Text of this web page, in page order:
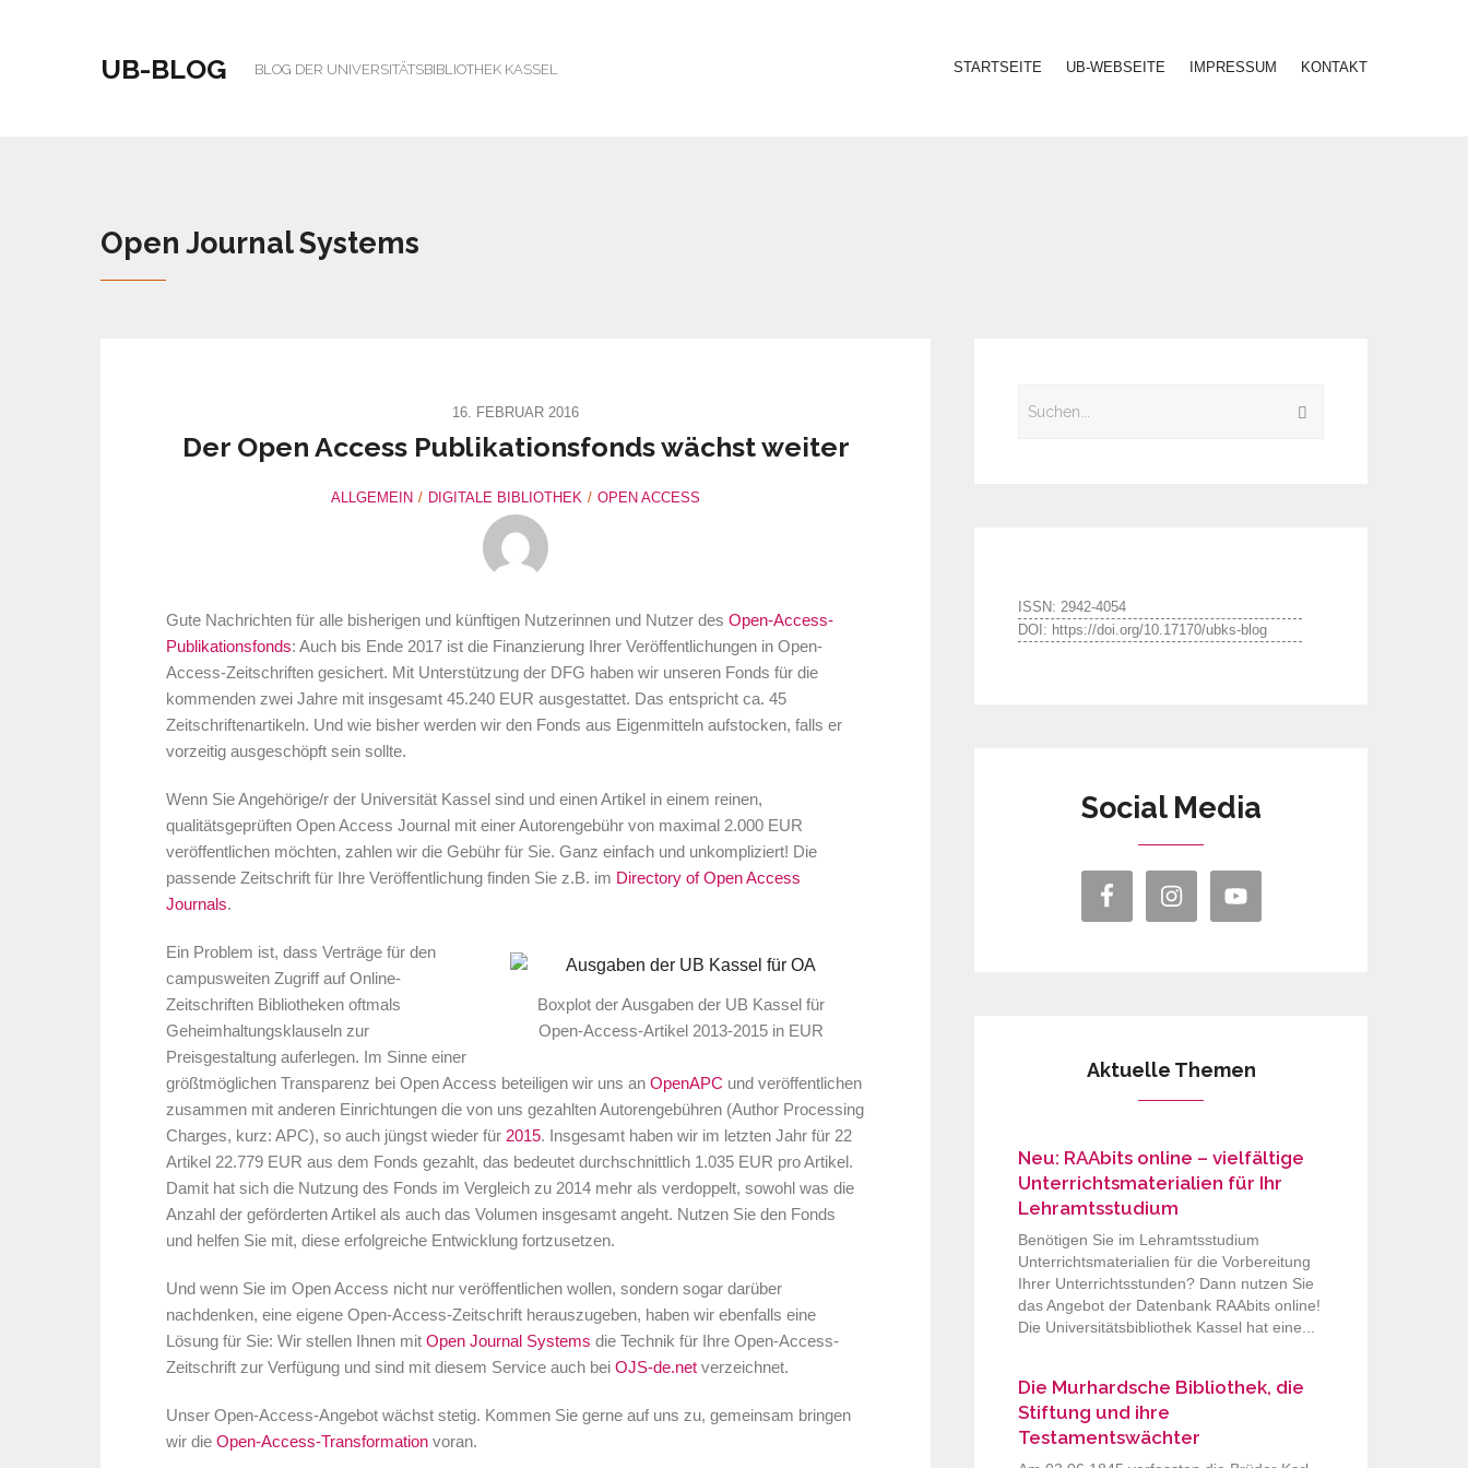
UB-BLOG BLOG DER UNIVERSITÄTSBIBLIOTHEK KASSEL STARTSEITE UB-WEBSEITE IMPRESSUM KONTAKT
Open Journal Systems
16. FEBRUAR 2016
Der Open Access Publikationsfonds wächst weiter
ALLGEMEIN DIGITALE BIBLIOTHEK OPEN ACCESS
Gute Nachrichten für alle bisherigen und künftigen Nutzerinnen und Nutzer des Open-Access-
Publikationsfonds: Auch bis Ende 2017 ist die Finanzierung Ihrer Veröffentlichungen in Open-
Access-Zeitschriften gesichert. Mit Unterstützung der DFG haben wir unseren Fonds für die
kommenden zwei Jahre mit insgesamt 45.240 EUR ausgestattet. Das entspricht ca. 45
Zeitschriftenartikeln. Und wie bisher werden wir den Fonds aus Eigenmitteln aufstocken, falls er
vorzeitig ausgeschöpft sein sollte.
Wenn Sie Angehörige/r der Universität Kassel sind und einen Artikel in einem reinen,
qualitätsgeprüften Open Access Journal mit einer Autorengebühr von maximal 2.000 EUR
veröffentlichen möchten, zahlen wir die Gebühr für Sie. Ganz einfach und unkompliziert! Die
passende Zeitschrift für Ihre Veröffentlichung finden Sie z.B. im Directory of Open Access
Journals.
Boxplot der Ausgaben der UB Kassel für
Open-Access-Artikel 2013-2015 in EUR
Ein Problem ist, dass Verträge für den
campusweiten Zugriff auf Online-
Zeitschriften Bibliotheken oftmals
Geheimhaltungsklauseln zur
Preisgestaltung auferlegen. Im Sinne einer
größtmöglichen Transparenz bei Open Access beteiligen wir uns an OpenAPC und veröffentlichen
zusammen mit anderen Einrichtungen die von uns gezahlten Autorengebühren (Author Processing
Charges, kurz: APC), so auch jüngst wieder für 2015. Insgesamt haben wir im letzten Jahr für 22
Artikel 22.779 EUR aus dem Fonds gezahlt, das bedeutet durchschnittlich 1.035 EUR pro Artikel.
Damit hat sich die Nutzung des Fonds im Vergleich zu 2014 mehr als verdoppelt, sowohl was die
Anzahl der geförderten Artikel als auch das Volumen insgesamt angeht. Nutzen Sie den Fonds
und helfen Sie mit, diese erfolgreiche Entwicklung fortzusetzen.
Und wenn Sie im Open Access nicht nur veröffentlichen wollen, sondern sogar darüber
nachdenken, eine eigene Open-Access-Zeitschrift herauszugeben, haben wir ebenfalls eine
Lösung für Sie: Wir stellen Ihnen mit Open Journal Systems die Technik für Ihre Open-Access-
Zeitschrift zur Verfügung und sind mit diesem Service auch bei OJS-de.net verzeichnet.
Unser Open-Access-Angebot wächst stetig. Kommen Sie gerne auf uns zu, gemeinsam bringen
wir die Open-Access-Transformation voran.
ISSN: 2942-4054
DOI: https://doi.org/10.17170/ubks-blog
Social Media
Aktuelle Themen
Neu: RAAbits online – vielfältige
Unterrichtsmaterialien für Ihr
Lehramtsstudium
Benötigen Sie im Lehramtsstudium
Unterrichtsmaterialien für die Vorbereitung
Ihrer Unterrichtsstunden? Dann nutzen Sie
das Angebot der Datenbank RAAbits online!
Die Universitätsbibliothek Kassel hat eine...
Die Murhardsche Bibliothek, die
Stiftung und ihre
Testamentswächter